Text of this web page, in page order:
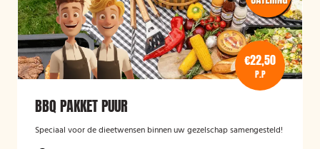
€22,50
P.P
BBQ PAKKET PUUR
Speciaal voor de dieetwensen binnen uw gezelschap samengesteld!